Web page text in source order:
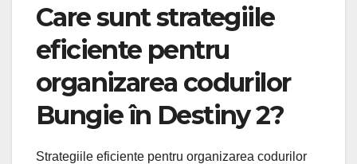
Care sunt strategiile
eficiente pentru
organizarea codurilor
Bungie în Destiny 2?
Strategiile eficiente pentru organizarea codurilor